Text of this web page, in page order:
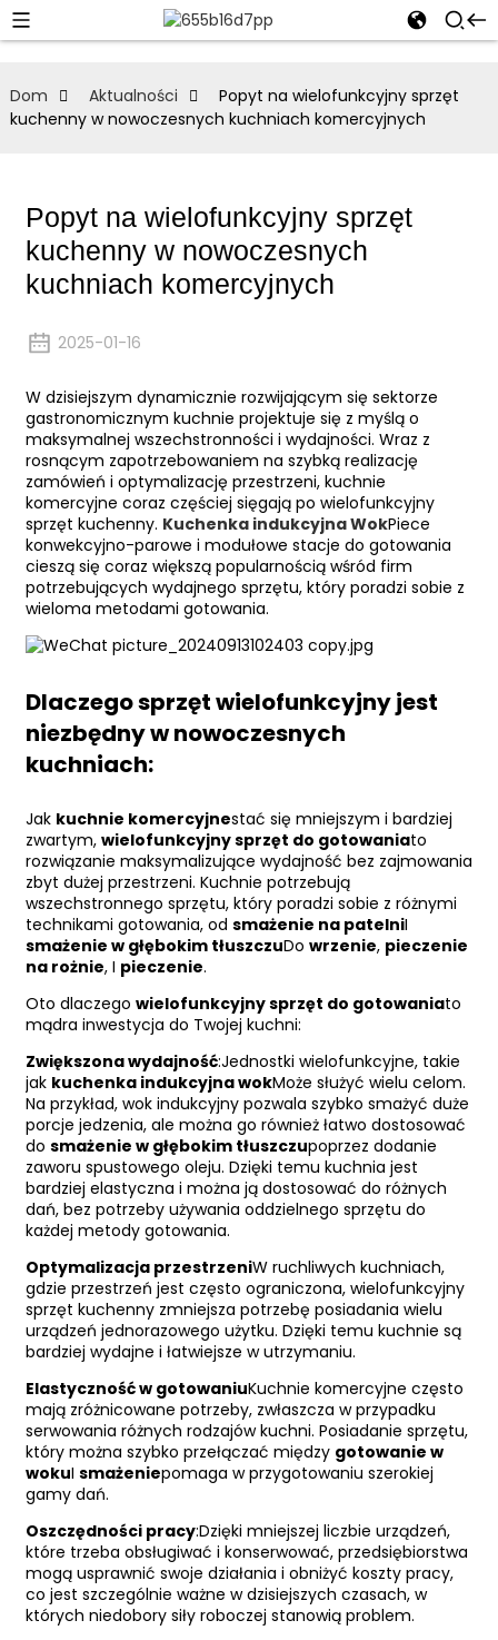
Dom Aktualności
Popyt na wielofunkcyjny sprzęt
kuchenny w nowoczesnych kuchniach komercyjnych
Popyt na wielofunkcyjny sprzęt
kuchenny w nowoczesnych
kuchniach komercyjnych
2025-01-16
W dzisiejszym dynamicznie rozwijającym się sektorze
gastronomicznym kuchnie projektuje się z myślą o
maksymalnej wszechstronności i wydajności. Wraz z
rosnącym zapotrzebowaniem na szybką realizację
zamówień i optymalizację przestrzeni, kuchnie
komercyjne coraz częściej sięgają po wielofunkcyjny
sprzęt kuchenny. Kuchenka indukcyjna WokPiece
konwekcyjno-parowe i modułowe stacje do gotowania
cieszą się coraz większą popularnością wśród firm
potrzebujących wydajnego sprzętu, który poradzi sobie z
wieloma metodami gotowania.
Dlaczego sprzęt wielofunkcyjny jest
niezbędny w nowoczesnych
kuchniach:
Jak kuchnie komercyjnestać się mniejszym i bardziej
zwartym, wielofunkcyjny sprzęt do gotowaniato
rozwiązanie maksymalizujące wydajność bez zajmowania
zbyt dużej przestrzeni. Kuchnie potrzebują
wszechstronnego sprzętu, który poradzi sobie z różnymi
technikami gotowania, od smażenie na patelniI
smażenie w głębokim tłuszczuDo wrzenie, pieczenie
na rożnie, I pieczenie.
Oto dlaczego wielofunkcyjny sprzęt do gotowaniato
mądra inwestycja do Twojej kuchni:
Zwiększona wydajność:Jednostki wielofunkcyjne, takie
jak kuchenka indukcyjna wokMoże służyć wielu celom.
Na przykład, wok indukcyjny pozwala szybko smażyć duże
porcje jedzenia, ale można go również łatwo dostosować
do smażenie w głębokim tłuszczupoprzez dodanie
zaworu spustowego oleju. Dzięki temu kuchnia jest
bardziej elastyczna i można ją dostosować do różnych
dań, bez potrzeby używania oddzielnego sprzętu do
każdej metody gotowania.
Optymalizacja przestrzeniW ruchliwych kuchniach,
gdzie przestrzeń jest często ograniczona, wielofunkcyjny
sprzęt kuchenny zmniejsza potrzebę posiadania wielu
urządzeń jednorazowego użytku. Dzięki temu kuchnie są
bardziej wydajne i łatwiejsze w utrzymaniu.
Elastyczność w gotowaniuKuchnie komercyjne często
mają zróżnicowane potrzeby, zwłaszcza w przypadku
serwowania różnych rodzajów kuchni. Posiadanie sprzętu,
który można szybko przełączać między gotowanie w
wokuI smażeniepomaga w przygotowaniu szerokiej
gamy dań.
Oszczędności pracy:Dzięki mniejszej liczbie urządzeń,
które trzeba obsługiwać i konserwować, przedsiębiorstwa
mogą usprawnić swoje działania i obniżyć koszty pracy,
co jest szczególnie ważne w dzisiejszych czasach, w
których niedobory siły roboczej stanowią problem.